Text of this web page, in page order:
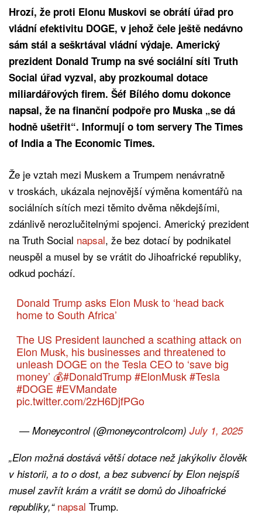
Hrozí, že proti Elonu Muskovi se obrátí úřad pro
vládní efektivitu DOGE, v jehož čele ještě nedávno
sám stál a seškrtával vládní výdaje. Americký
prezident Donald Trump na své sociální síti Truth
Social úřad vyzval, aby prozkoumal dotace
miliardářových firem. Šéf Bílého domu dokonce
napsal, že na finanční podpoře pro Muska „se dá
hodně ušetřit“. Informují o tom servery The Times
of India a The Economic Times.
Že je vztah mezi Muskem a Trumpem nenávratně
v troskách, ukázala nejnovější výměna komentářů na
sociálních sítích mezi těmito dvěma někdejšími,
zdánlivě nerozlučitelnými spojenci. Americký prezident
na Truth Social napsal, že bez dotací by podnikatel
neuspěl a musel by se vrátit do Jihoafrické republiky,
odkud pochází.
Donald Trump asks Elon Musk to ‘head back
home to South Africa’
The US President launched a scathing attack on
Elon Musk, his businesses and threatened to
unleash DOGE on the Tesla CEO to ‘save big
money’ 💰#DonaldTrump #ElonMusk #Tesla
#DOGE #EVMandate
pic.twitter.com/2zH6DjfPGo
— Moneycontrol (@moneycontrolcom) July 1, 2025
„Elon možná dostává větší dotace než jakýkoliv člověk
v historii, a to o dost, a bez subvencí by Elon nejspíš
musel zavřít krám a vrátit se domů do Jihoafrické
republiky,“ napsal Trump.